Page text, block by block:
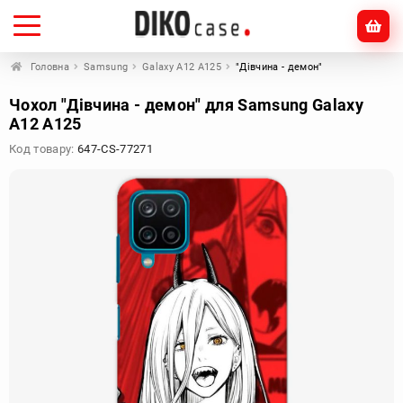
Головна Samsung Galaxy A12 A125 "Дівчина - демон"
Чохол "Дівчина - демон" для Samsung Galaxy
A12 A125
Код товару: 647-CS-77271